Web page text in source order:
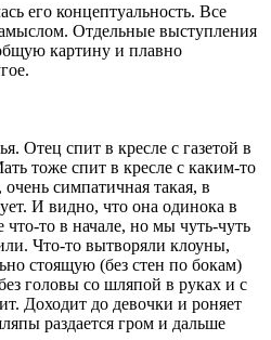
его концептуальность. Все
Отдельные выступления
картину и плавно
Отец спит в кресле с газетой в
тоже спит в кресле с каким-то
симпатичная такая, в
И видно, что она одинока в
то в начале, но мы чуть-чуть
Что-то вытворяли клоуны,
стоящую (без стен по бокам)
головы со шляпой в руках и с
Доходит до девочки и роняет
раздается гром и дальше